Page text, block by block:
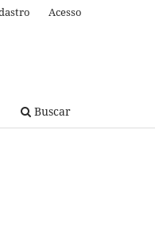
Buscar
Acesso